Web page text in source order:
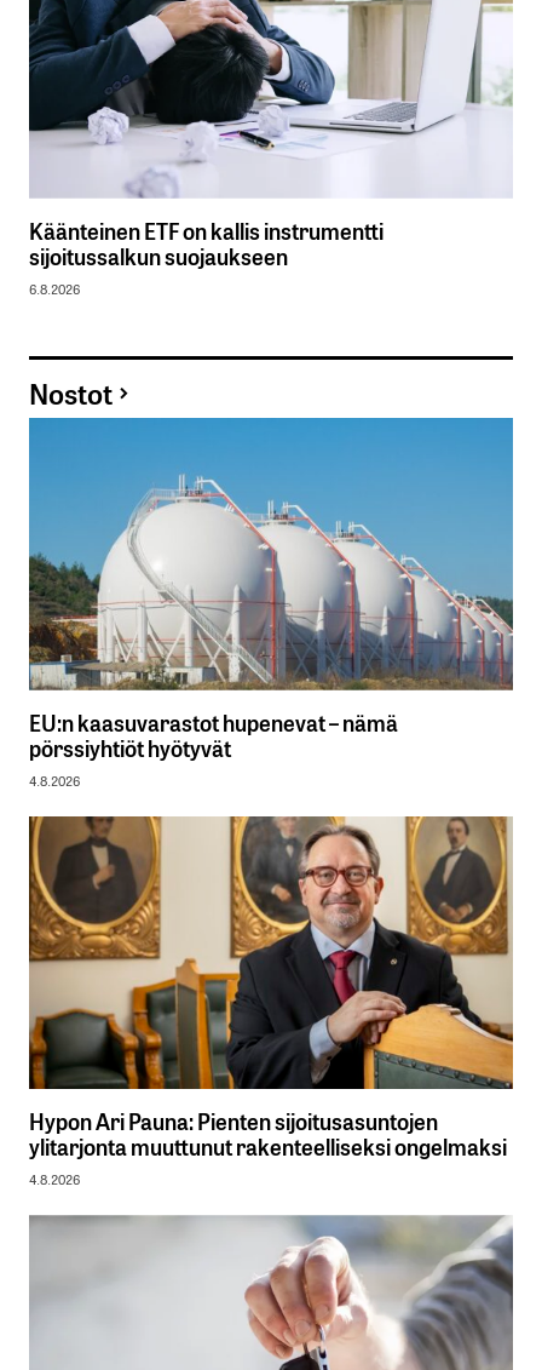
Käänteinen ETF on kallis instrumentti
sijoitussalkun suojaukseen
6.8.2026
Nostot
EU:n kaasuvarastot hupenevat – nämä
pörssiyhtiöt hyötyvät
4.8.2026
Hypon Ari Pauna: Pienten sijoitusasuntojen
ylitarjonta muuttunut rakenteelliseksi ongelmaksi
4.8.2026